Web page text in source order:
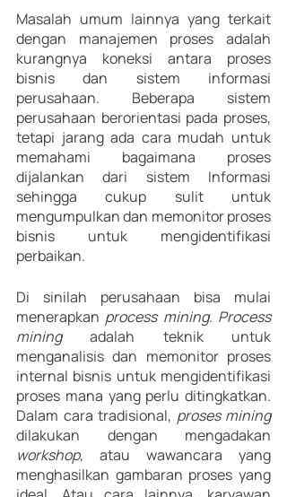
Masalah umum lainnya yang terkait
dengan manajemen proses adalah
kurangnya koneksi antara proses
bisnis dan sistem informasi
perusahaan. Beberapa sistem
perusahaan berorientasi pada proses,
tetapi jarang ada cara mudah untuk
memahami bagaimana proses
dijalankan dari sistem Informasi
sehingga cukup sulit untuk
mengumpulkan dan memonitor proses
bisnis untuk mengidentifikasi
perbaikan.
Di sinilah perusahaan bisa mulai
menerapkan process mining. Process
mining adalah teknik untuk
menganalisis dan memonitor proses
internal bisnis untuk mengidentifikasi
proses mana yang perlu ditingkatkan.
Dalam cara tradisional,
proses mining
workshop, atau wawancara yang
menghasilkan gambaran proses yang